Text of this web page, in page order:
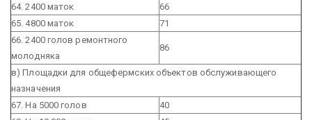
64. 2400 маток
66
65. 4800 маток
71
66. 2400 голов ремонтного
молодняка
86
в) Площадки для общефермских объектов обслуживающего
назначения
67. На 5000 голов
40